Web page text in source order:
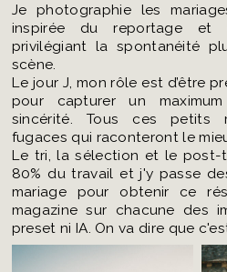
Je photographie les
inspirée du reportage et
privilégiant la spontanéité
scène.
Le jour J, mon rôle est d’être
pour capturer un
sincérité. Tous ces petits
fugaces qui raconteront le
Le tri, la sélection et le post-
80% du travail et j'y passe
mariage pour obtenir ce
magazine sur chacune des
preset ni IA. On va dire que